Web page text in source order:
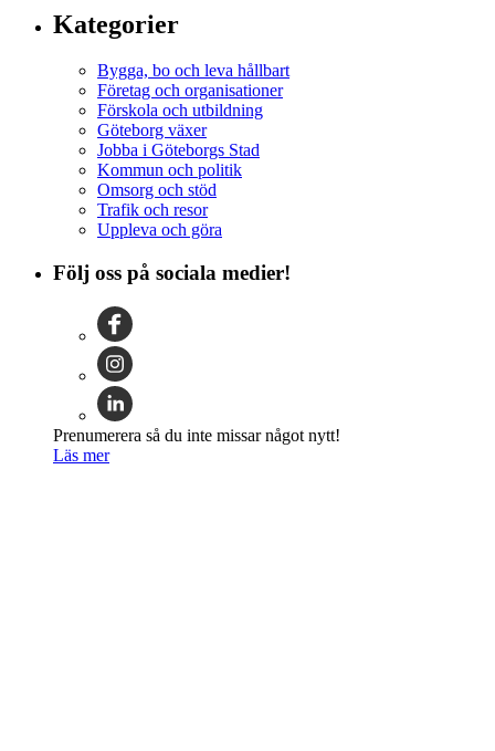
Kategorier
Bygga, bo och leva hållbart
Företag och organisationer
Förskola och utbildning
Göteborg växer
Jobba i Göteborgs Stad
Kommun och politik
Omsorg och stöd
Trafik och resor
Uppleva och göra
Följ oss på sociala medier!
Prenumerera så du inte missar något nytt!
Läs mer